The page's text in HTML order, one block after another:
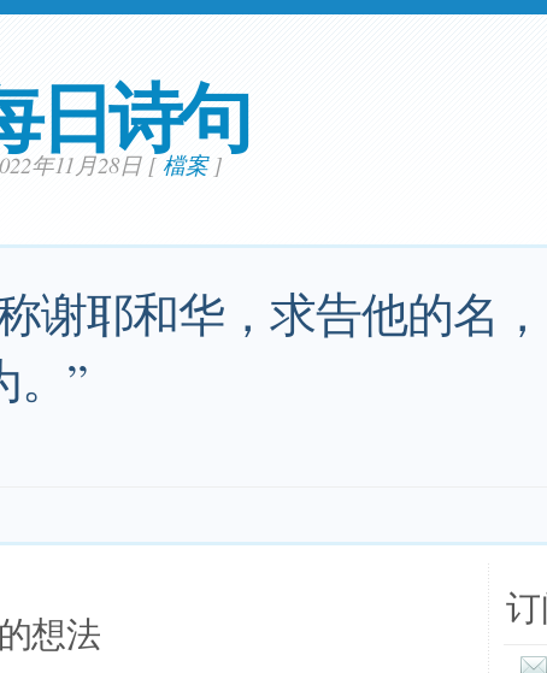
日诗句
年11月28日 [檔案]
谢耶和华，求告他的名
。”
想法